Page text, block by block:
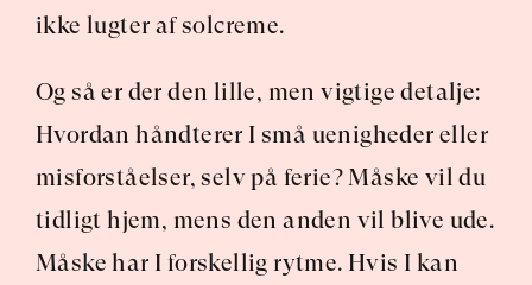
ikke lugter af solcreme.
Og så er der den lille, men vigtige detalje:
Hvordan håndterer I små uenigheder eller
misforståelser, selv på ferie? Måske vil du
tidligt hjem, mens den anden vil blive ude.
Måske har I forskellig rytme. Hvis I kan